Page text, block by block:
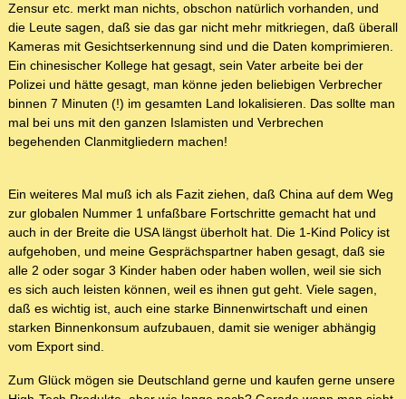
Zensur etc. merkt man nichts, obschon natürlich vorhanden, und
die Leute sagen, daß sie das gar nicht mehr mitkriegen, daß überall
Kameras mit Gesichtserkennung sind und die Daten komprimieren.
Ein chinesischer Kollege hat gesagt, sein Vater arbeite bei der
Polizei und hätte gesagt, man könne jeden beliebigen Verbrecher
binnen 7 Minuten (!) im gesamten Land lokalisieren. Das sollte man
mal bei uns mit den ganzen Islamisten und Verbrechen
begehenden Clanmitgliedern machen!
Ein weiteres Mal muß ich als Fazit ziehen, daß China auf dem Weg
zur globalen Nummer 1 unfaßbare Fortschritte gemacht hat und
auch in der Breite die USA längst überholt hat. Die 1-Kind Policy ist
aufgehoben, und meine Gesprächspartner haben gesagt, daß sie
alle 2 oder sogar 3 Kinder haben oder haben wollen, weil sie sich
es sich auch leisten können, weil es ihnen gut geht. Viele sagen,
daß es wichtig ist, auch eine starke Binnenwirtschaft und einen
starken Binnenkonsum aufzubauen, damit sie weniger abhängig
vom Export sind.
Zum Glück mögen sie Deutschland gerne und kaufen gerne unsere